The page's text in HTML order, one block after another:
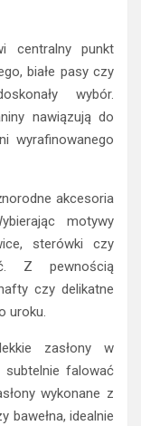
centralny punkt
białe pasy czy
wybór.
nawiązują do
wyrafinowanego
akcesoria
motywy
sterówki czy
Z pewnością
czy delikatne
uroku.
zasłony w
subtelnie falować
wykonane z
bawełna, idealnie